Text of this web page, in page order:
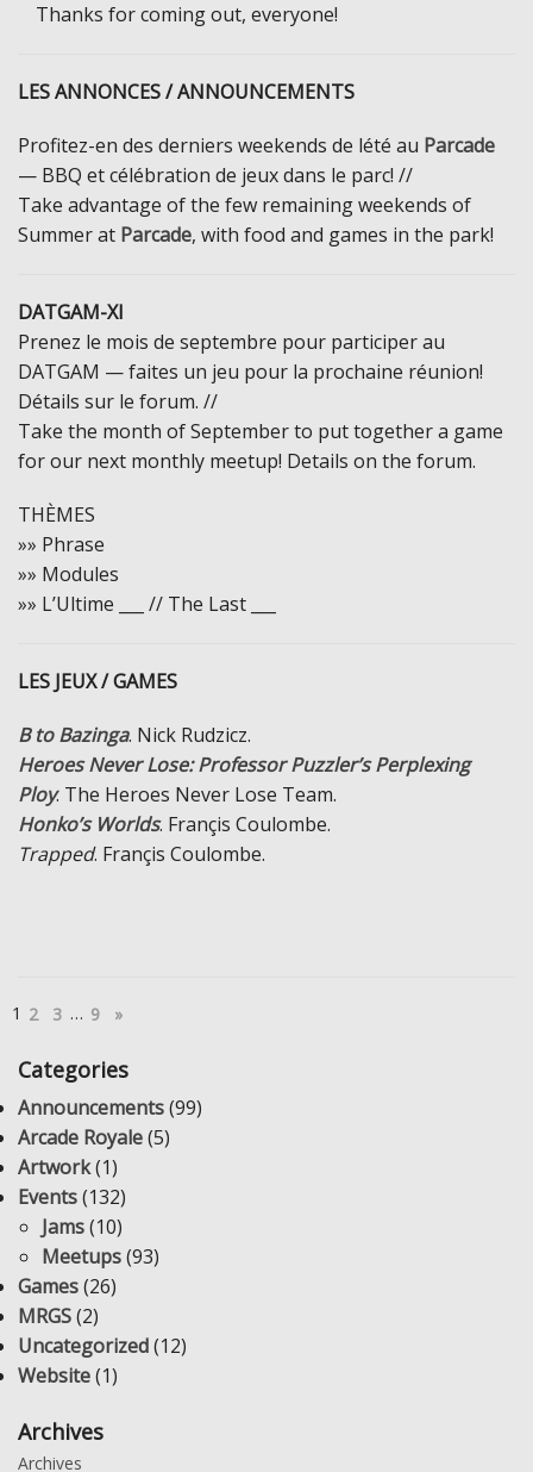
Thanks for coming out, everyone!
LES ANNONCES / ANNOUNCEMENTS
Profitez-en des derniers weekends de lété au Parcade
— BBQ et célébration de jeux dans le parc! //
Take advantage of the few remaining weekends of
Summer at Parcade, with food and games in the park!
DATGAM-XI
Prenez le mois de septembre pour participer au
DATGAM — faites un jeu pour la prochaine réunion!
Détails sur le forum. //
Take the month of September to put together a game
for our next monthly meetup! Details on the forum.
THÈMES
»» Phrase
»» Modules
»» L’Ultime ___ // The Last ___
LES JEUX / GAMES
B to Bazinga. Nick Rudzicz.
Heroes Never Lose: Professor Puzzler’s Perplexing
Ploy. The Heroes Never Lose Team.
Honko’s Worlds. Françis Coulombe.
Trapped. Françis Coulombe.
1 2 3 … 9 »
Categories
Announcements(99)
Arcade Royale(5)
Artwork(1)
Events(132)
Jams(10)
Meetups(93)
Games(26)
MRGS(2)
Uncategorized(12)
Website(1)
Archives
Archives